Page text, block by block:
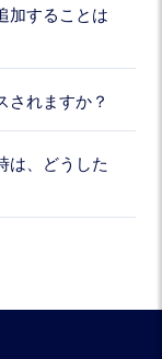
加することは
されますか？
は、どうした